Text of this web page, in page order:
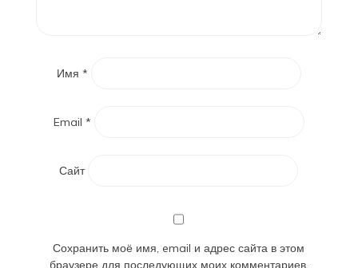
Имя *
Email *
Сайт
Сохранить моё имя, email и адрес сайта в этом
браузере для последующих моих комментариев.